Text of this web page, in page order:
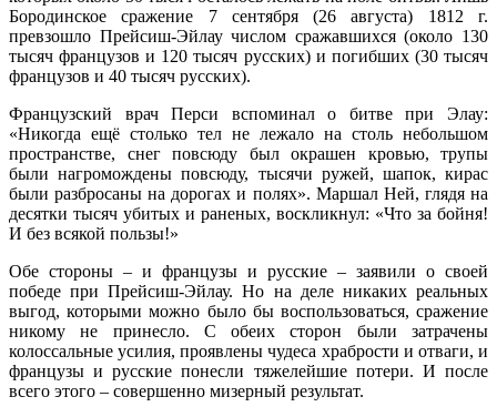
Бородинское сражение 7 сентября (26 августа) 1812 г.
превзошло Прейсиш-Эйлау числом сражавшихся (около 130
тысяч французов и 120 тысяч русских) и погибших (30 тысяч
французов и 40 тысяч русских).
Французский врач Перси вспоминал о битве при Элау:
«Никогда ещё столько тел не лежало на столь небольшом
пространстве, снег повсюду был окрашен кровью, трупы
были нагромождены повсюду, тысячи ружей, шапок, кирас
были разбросаны на дорогах и полях». Маршал Ней, глядя на
десятки тысяч убитых и раненых, воскликнул: «Что за бойня!
И без всякой пользы!»
Обе стороны – и французы и русские – заявили о своей
победе при Прейсиш-Эйлау. Но на деле никаких реальных
выгод, которыми можно было бы воспользоваться, сражение
никому не принесло. С обеих сторон были затрачены
колоссальные усилия, проявлены чудеса храбрости и отваги, и
французы и русские понесли тяжелейшие потери. И после
всего этого – совершенно мизерный результат.